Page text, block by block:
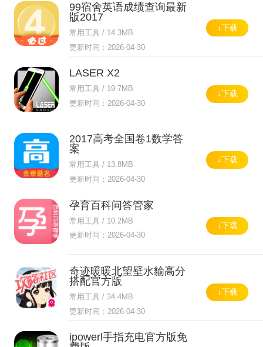
99宿舍英语成绩查询最新
版2017
常用工具 / 14.3MB
更新时间：2026-04-30
↓下载
LASER X2
常用工具 / 19.7MB
更新时间：2026-04-30
↓下载
2017高考全国卷1数学答
案
常用工具 / 13.8MB
更新时间：2026-04-30
↓下载
孕育百科问答管家
常用工具 / 10.2MB
更新时间：2026-04-30
↓下载
奇迹暖暖北望壁水貐高分
搭配官方版
常用工具 / 34.4MB
更新时间：2026-04-30
↓下载
ipowerl手指充电官方版免